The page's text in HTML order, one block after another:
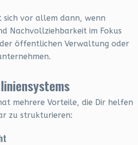
sich vor allem dann, wenn
Nachvollziehbarkeit im Fokus
der öffentlichen Verwaltung oder
mehrere Vorteile, die Dir helfen
zu strukturieren: